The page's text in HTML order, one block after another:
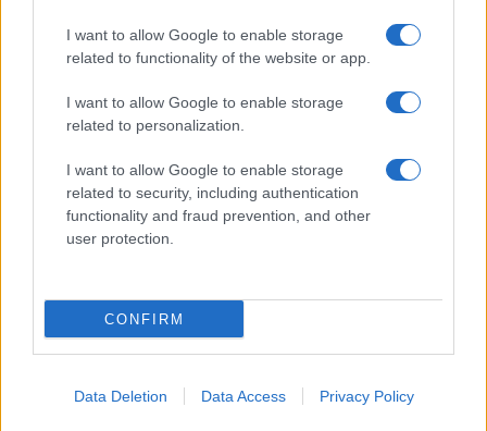
I want to allow Google to enable storage
related to functionality of the website or app.
I want to allow Google to enable storage
related to personalization.
I want to allow Google to enable storage
related to security, including authentication
functionality and fraud prevention, and other
user protection.
CONFIRM
Data Deletion Data Access Privacy Policy
Cookie Policy
Frasi suddivise per tema
Indice degli autori
Aforismi .meglio.it è l'archivio web dedicato a frasi,
aforismi e citazioni più grande del web (137.905 frasi in
database) • ©2005-2025 • La riproduzione dei testi è
il sito ricava una commissione sugli acquisti idonei. •
Contatti